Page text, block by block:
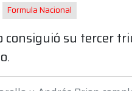
Formula Nacional
consiguió su tercer